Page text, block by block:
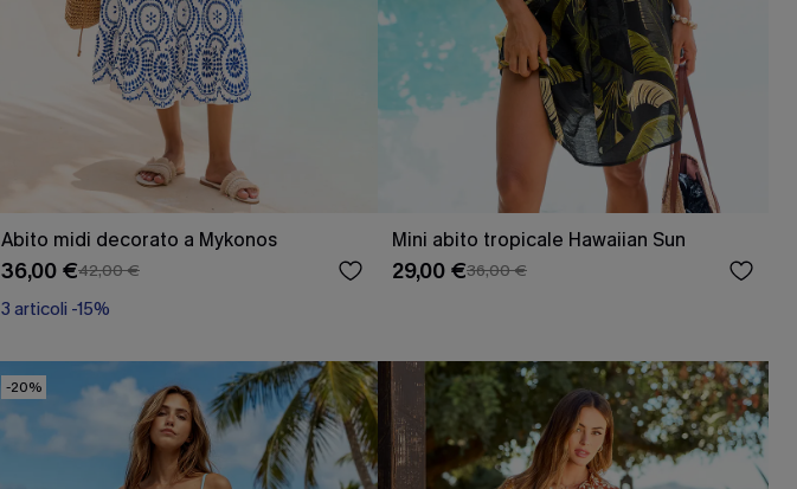
Abito midi decorato a Mykonos
36,00 €42,00 €
3 articoli -15%
Mini abito tropicale Hawaiian Sun
29,00 €36,00 €
-20%